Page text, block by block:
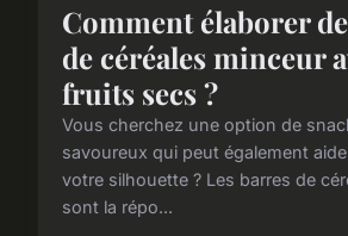
Comment élaborer
de céréales minceur
fruits secs ?
Vous cherchez une option de
savoureux qui peut également
votre silhouette ? Les barres de
sont la répo...